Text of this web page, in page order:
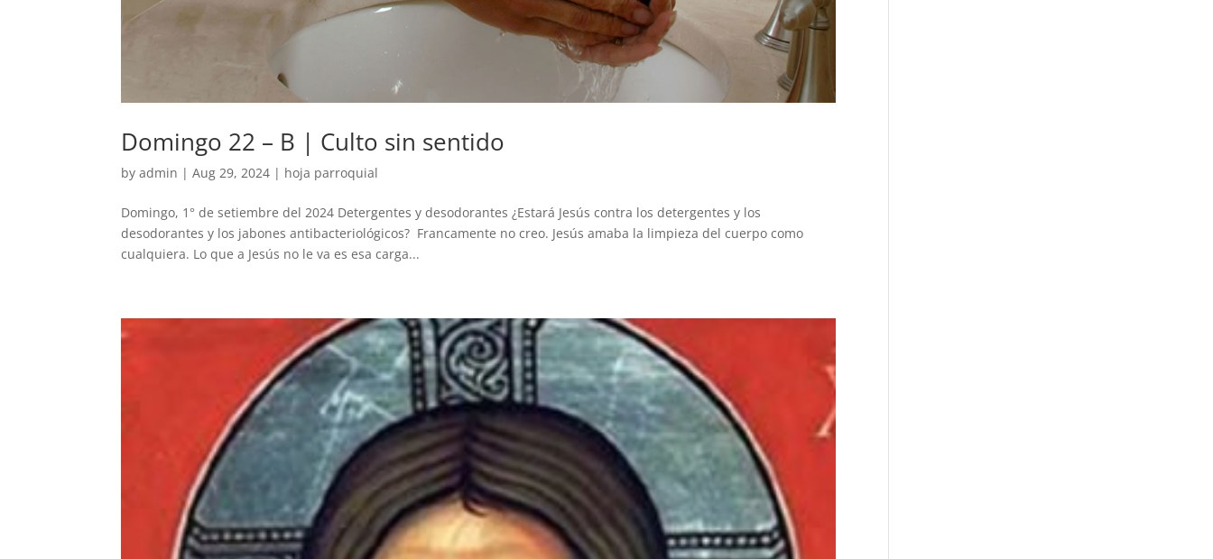
Domingo 22 – B | Culto sin sentido
byadmin |Aug 29, 2024 | hoja parroquial
Domingo, 1° de setiembre del 2024 Detergentes y desodorantes ¿Estará Jesús contra los detergentes y los
desodorantes y los jabones antibacteriológicos? Francamente no creo. Jesús amaba la limpieza del cuerpo como
cualquiera. Lo que a Jesús no le va es esa carga...